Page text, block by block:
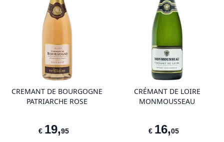
CREMANT DE BOURGOGNE
PATRIARCHE ROSE
€ 19,95
product variant items in cart, view
CRÉMANT DE LOIRE
MONMOUSSEAU
€ 16,05